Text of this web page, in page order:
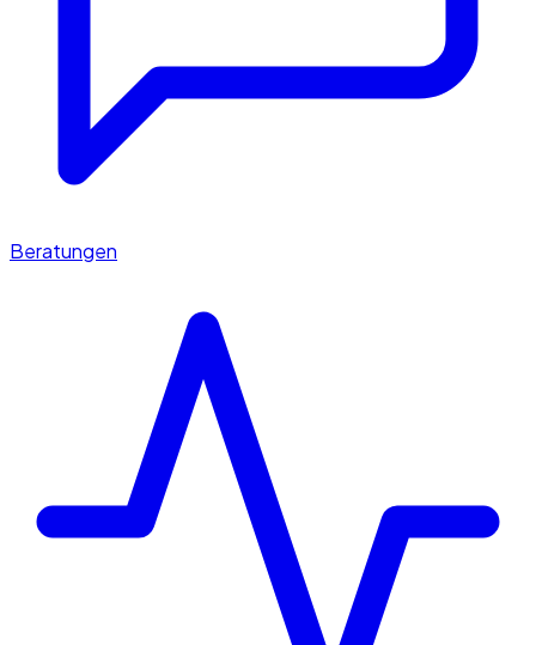
Beratungen